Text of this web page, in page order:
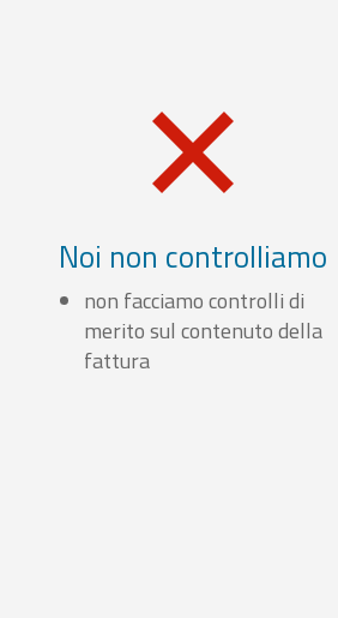
Noi non controlliamo
non facciamo controlli di
merito sul contenuto della
fattura